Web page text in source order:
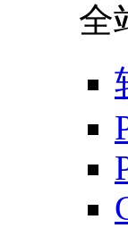
全